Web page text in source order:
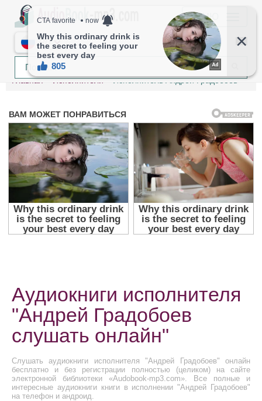
МЕНЮ
RU
Главная Исполнители Исполнитель Андрей Градобоев
Аудиокниги исполнителя
"Андрей Градобоев
слушать онлайн"
Слушать аудиокниги исполнителя "Андрей Градобоев" онлайн
бесплатно и без регистрации полностью (целиком) на сайте
электронной библиотеки «Audobook-mp3.com». Все полные и
интересные аудиокниги книги в исполнении "Андрей Градобоев"
на телефон и андроид.